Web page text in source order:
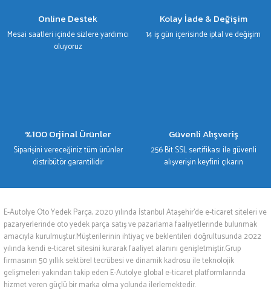
Online Destek
Mesai saatleri içinde sizlere yardımcı
oluyoruz
Kolay İade & Değişim
14 iş gün içerisinde iptal ve değişim
%100 Orjinal Ürünler
Siparişini vereceğiniz tüm ürünler
distribütör garantilidir
Güvenli Alışveriş
256 Bit SSL sertifikası ile güvenli
alışverişin keyfini çıkarın
E-Autolye Oto Yedek Parça, 2020 yılında İstanbul Ataşehir’de e-ticaret siteleri ve
pazaryerlerinde oto yedek parça satış ve pazarlama faaliyetlerinde bulunmak
amacıyla kurulmuştur.Müşterilerinin ihtiyaç ve beklentileri doğrultusunda 2022
yılında kendi e-ticaret sitesini kurarak faaliyet alanını genişletmiştir.Grup
firmasının 50 yıllık sektörel tecrübesi ve dinamik kadrosu ile teknolojik
gelişmeleri yakından takip eden E-Autolye global e-ticaret platformlarında
hizmet veren güçlü bir marka olma yolunda ilerlemektedir.